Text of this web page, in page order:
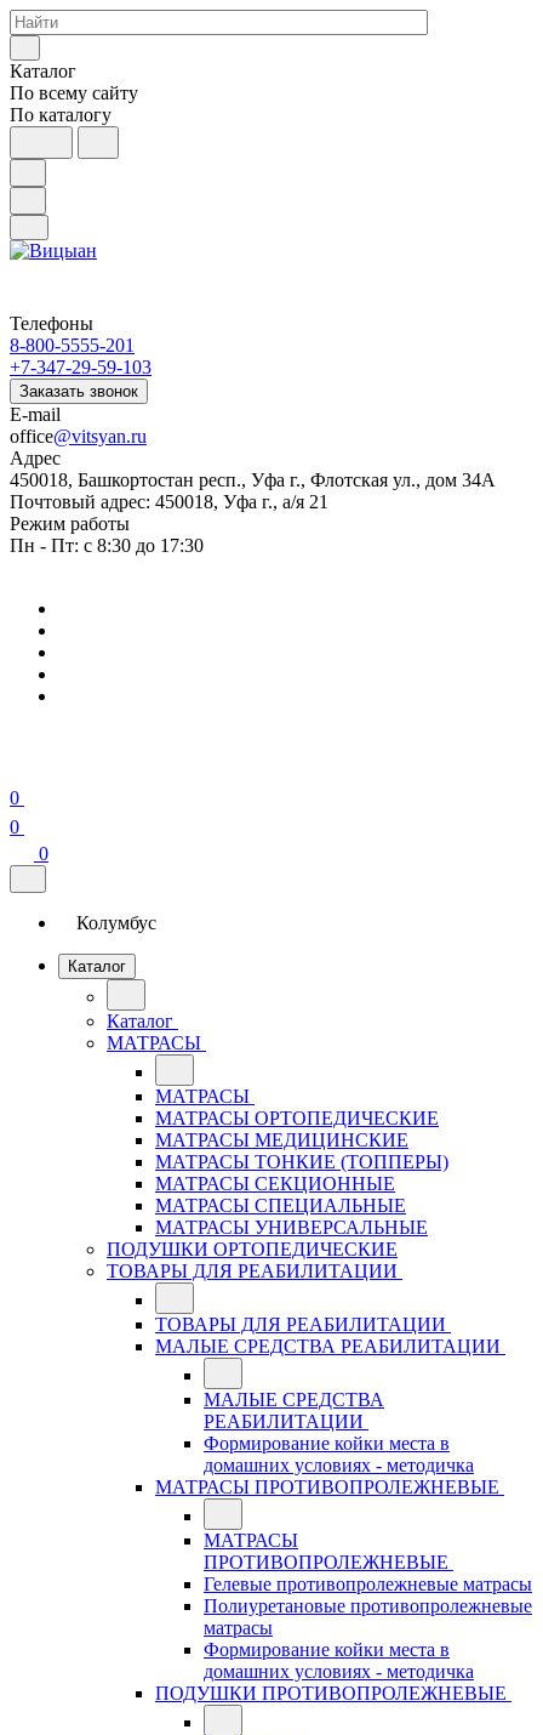
Каталог
По всему сайту
По каталогу
Телефоны
8-800-5555-201
+7-347-29-59-103
Заказать звонок
E-mail
office@vitsyan.ru
Адрес
450018, Башкортостан респ., Уфа г., Флотская ул., дом 34А
Почтовый адрес: 450018, Уфа г., а/я 21
Режим работы
Пн - Пт: с 8:30 до 17:30
0
0
0
Колумбус
Каталог
Каталог
МАТРАСЫ
МАТРАСЫ
МАТРАСЫ ОРТОПЕДИЧЕСКИЕ
МАТРАСЫ МЕДИЦИНСКИЕ
МАТРАСЫ ТОНКИЕ (ТОППЕРЫ)
МАТРАСЫ СЕКЦИОННЫЕ
МАТРАСЫ СПЕЦИАЛЬНЫЕ
МАТРАСЫ УНИВЕРСАЛЬНЫЕ
ПОДУШКИ ОРТОПЕДИЧЕСКИЕ
ТОВАРЫ ДЛЯ РЕАБИЛИТАЦИИ
ТОВАРЫ ДЛЯ РЕАБИЛИТАЦИИ
МАЛЫЕ СРЕДСТВА РЕАБИЛИТАЦИИ
МАЛЫЕ СРЕДСТВА
РЕАБИЛИТАЦИИ
Формирование койки места в
домашних условиях - методичка
МАТРАСЫ ПРОТИВОПРОЛЕЖНЕВЫЕ
МАТРАСЫ
ПРОТИВОПРОЛЕЖНЕВЫЕ
Гелевые противопролежневые матрасы
Полиуретановые противопролежневые
матрасы
Формирование койки места в
домашних условиях - методичка
ПОДУШКИ ПРОТИВОПРОЛЕЖНЕВЫЕ